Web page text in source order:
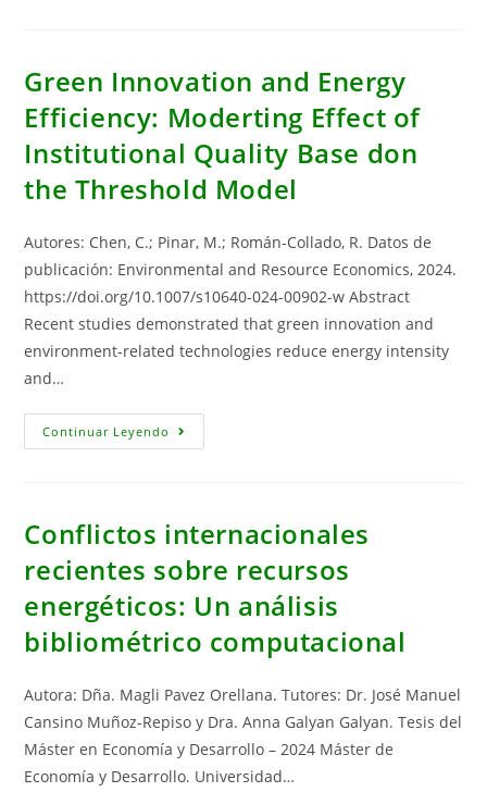
Circularidad
Económica:
Un
Enfoque
Macroeconómico
Para
La
Unión
Un
Enfoque
Meso-
Para
Cultivo
De
La
Sevillana
Green Innovation and Energy
Efficiency: Moderting Effect of
Institutional Quality Base don
the Threshold Model
Autores: Chen, C.; Pinar, M.; Román-Collado, R. Datos de
publicación: Environmental and Resource Economics, 2024.
https://doi.org/10.1007/s10640-024-00902-w Abstract
Recent studies demonstrated that green innovation and
environment-related technologies reduce energy intensity
and…
Continuar Leyendo Green
Innovation
Effect
Of
Quality
Base
Don
The
Model
Conflictos internacionales
recientes sobre recursos
energéticos: Un análisis
bibliométrico computacional
Autora: Dña. Magli Pavez Orellana. Tutores: Dr. José Manuel
Cansino Muñoz-Repiso y Dra. Anna Galyan Galyan. Tesis del
Máster en Economía y Desarrollo – 2024 Máster de
Economía y Desarrollo. Universidad…